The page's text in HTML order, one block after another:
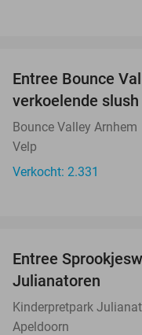
Entree Bounce
verkoelende
Bounce Valley Arnhem
Velp
Verkocht: 2.331
Entree
Julianatoren
Kinderpretpark
Apeldoorn